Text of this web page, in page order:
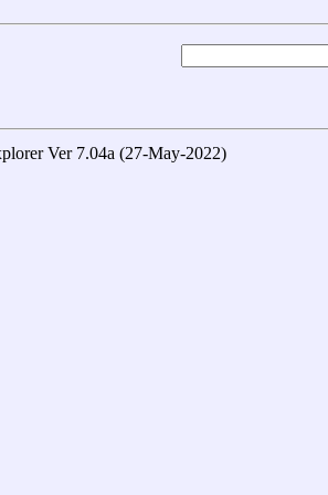
Ver 7.04a (27-May-2022)